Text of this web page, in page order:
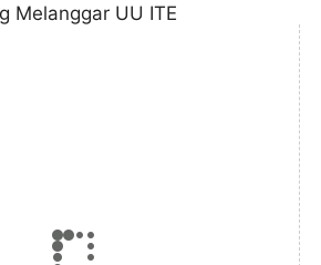
Melanggar UU ITE